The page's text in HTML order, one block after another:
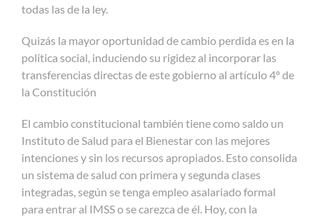
todas las de la ley.
Quizás la mayor oportunidad de cambio perdida es en la
política social, induciendo su rigidez al incorporar las
transferencias directas de este gobierno al artículo 4º de
la Constitución
El cambio constitucional también tiene como saldo un
Instituto de Salud para el Bienestar con las mejores
intenciones y sin los recursos apropiados. Esto consolida
un sistema de salud con primera y segunda clases
integradas, según se tenga empleo asalariado formal
para entrar al IMSS o se carezca de él. Hoy, con la